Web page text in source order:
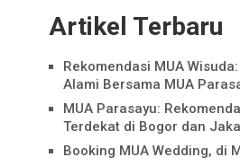
Artikel Terbaru
Rekomendasi MUA
Alami Bersama MUA
MUA Parasayu:
Terdekat di Bogor dan
Booking MUA Wedding, di